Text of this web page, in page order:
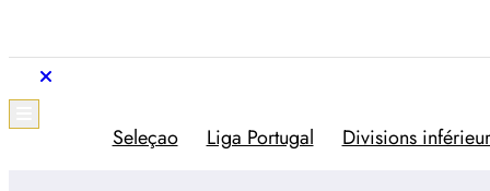
contenu
Trivela
L'actualité du football portugais
Seleçao Liga Portugal Divisions